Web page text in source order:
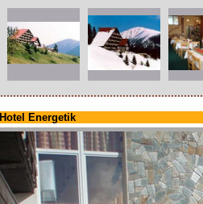
Hotel Energetik